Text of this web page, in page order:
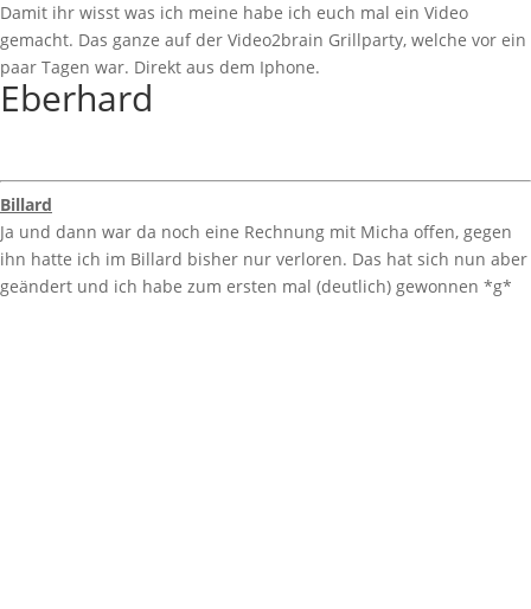
Damit ihr wisst was ich meine habe ich euch mal ein Video
gemacht. Das ganze auf der Video2brain Grillparty, welche vor ein
paar Tagen war. Direkt aus dem Iphone.
Eberhard
Billard
Ja und dann war da noch eine Rechnung mit Micha offen, gegen
ihn hatte ich im Billard bisher nur verloren. Das hat sich nun aber
geändert und ich habe zum ersten mal (deutlich) gewonnen *g*